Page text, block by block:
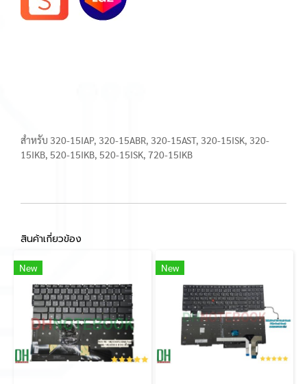
สำหรับ 320-15IAP, 320-15ABR, 320-15AST, 320-15ISK, 320-
15IKB, 520-15IKB, 520-15ISK, 720-15IKB
สินค้าเกี่ยวข้อง
New New